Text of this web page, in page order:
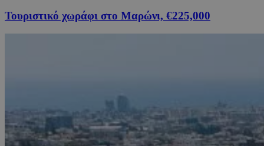
Τουριστικό χωράφι στο Μαρώνι, €225,000